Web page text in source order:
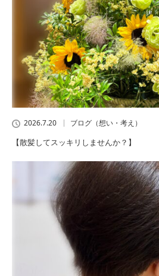
2026.7.20 ブログ（想い・考え）
【散髪してスッキリしませんか？】